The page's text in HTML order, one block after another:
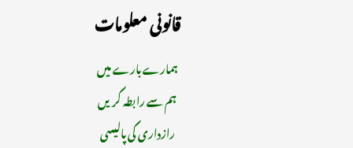
قانونی معلومات
ہمارے بارے میں
ہم سے رابطہ کریں
رازداری کی پالیسی